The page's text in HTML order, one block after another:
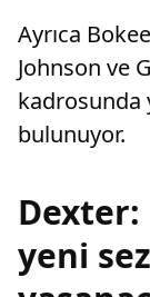
Ayrıca
Johnson ve
kadrosunda
bulunuyor.
Dexter:
yeni